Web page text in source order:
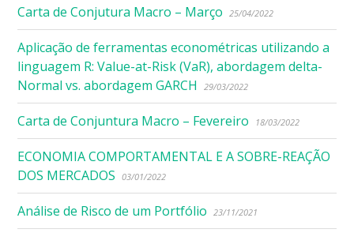
Carta de Conjutura Macro – Março 25/04/2022
Aplicação de ferramentas econométricas utilizando a
linguagem R: Value-at-Risk (VaR), abordagem delta-
Normal vs. abordagem GARCH
29/03/2022
Carta de Conjuntura Macro – Fevereiro 18/03/2022
ECONOMIA COMPORTAMENTAL E A SOBRE-REAÇÃO
DOS MERCADOS
03/01/2022
Análise de Risco de um Portfólio 23/11/2021